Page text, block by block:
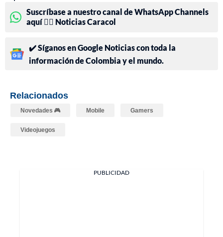
Suscríbase a nuestro canal de WhatsApp Channels
aquí 👉🏻 Noticias Caracol
✔️ Síganos en Google Noticias con toda la
información de Colombia y el mundo.
Relacionados
Novedades 🎮 Mobile Gamers
Videojuegos
PUBLICIDAD